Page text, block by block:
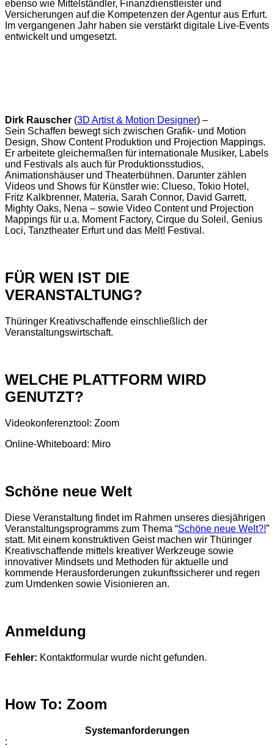
ebenso wie Mittelständler, Finanzdienstleister und
Versicherungen auf die Kompetenzen der Agentur aus Erfurt.
Im vergangenen Jahr haben sie verstärkt digitale Live-Events
entwickelt und umgesetzt.
Dirk Rauscher (3D Artist & Motion Designer) –
Sein Schaffen bewegt sich zwischen Grafik- und Motion
Design, Show Content Produktion und Projection Mappings.
Er arbeitete gleichermaßen für internationale Musiker, Labels
und Festivals als auch für Produktionsstudios,
Animationshäuser und Theaterbühnen. Darunter zählen
Videos und Shows für Künstler wie: Clueso, Tokio Hotel,
Fritz Kalkbrenner, Materia, Sarah Connor, David Garrett,
Mighty Oaks, Nena – sowie Video Content und Projection
Mappings für u.a. Moment Factory, Cirque du Soleil, Genius
Loci, Tanztheater Erfurt und das Melt! Festival.
FÜR WEN IST DIE
VERANSTALTUNG?
Thüringer Kreativschaffende einschließlich der
Veranstaltungswirtschaft.
WELCHE PLATTFORM WIRD
GENUTZT?
Videokonferenztool: Zoom
Online-Whiteboard: Miro
Schöne neue Welt
Diese Veranstaltung findet im Rahmen unseres diesjährigen
Veranstaltungsprogramms zum Thema “Schöne neue Welt?!”
statt. Mit einem konstruktiven Geist machen wir Thüringer
Kreativschaffende mittels kreativer Werkzeuge sowie
innovativer Mindsets und Methoden für aktuelle und
kommende Herausforderungen zukunftssicherer und regen
zum Umdenken sowie Visionieren an.
Anmeldung
Fehler: Kontaktformular wurde nicht gefunden.
How To: Zoom
Systemanforderungen
: